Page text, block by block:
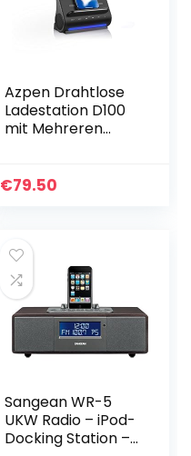
Azpen Drahtlose
Ladestation D100
mit Mehreren
Lautsprechersyste
€79.50
Sangean WR-5
UKW Radio – iPod-
Docking Station –